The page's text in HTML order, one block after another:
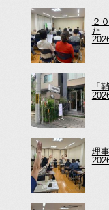
２
た
「
理